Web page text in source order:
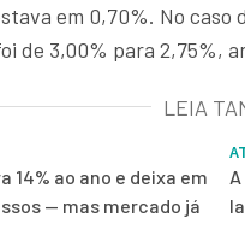
em 0,70%. No
de 3,00% para 2,75%,
LEIA
14% ao ano e deixa em
— mas mercado já